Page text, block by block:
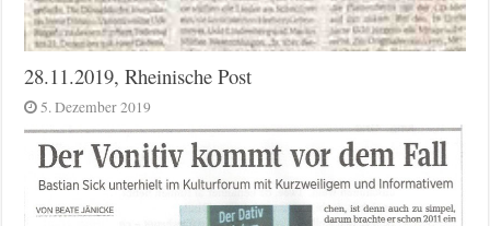
28.11.2019, Rheinische Post
5. Dezember 2019